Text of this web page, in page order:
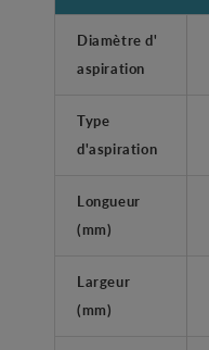
Diamètre d'
aspiration
Type
d'aspiration
Longueur
(mm)
Largeur
(mm)